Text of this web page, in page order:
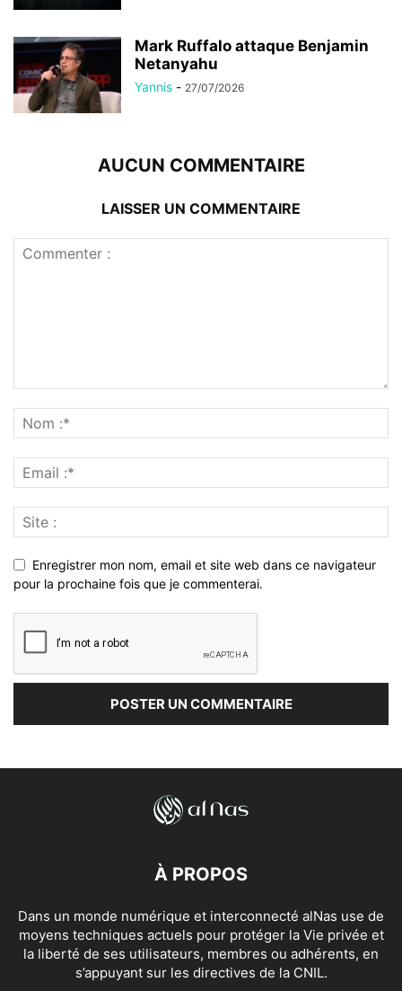
Mark Ruffalo attaque Benjamin
Netanyahu
Yannis - 27/07/2026
AUCUN COMMENTAIRE
LAISSER UN COMMENTAIRE
Enregistrer mon nom, email et site web dans ce navigateur
pour la prochaine fois que je commenterai.
À PROPOS
Dans un monde numérique et interconnecté alNas use de
moyens techniques actuels pour protéger la Vie privée et
la liberté de ses utilisateurs, membres ou adhérents, en
s’appuyant sur les directives de la CNIL.